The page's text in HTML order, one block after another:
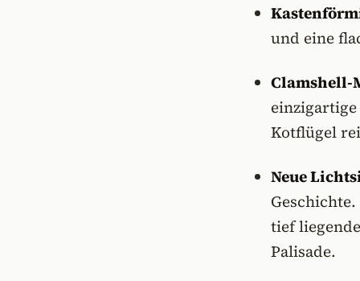
und eine
Clamshell-
Kotflügel
Neue
tief
Palisade.